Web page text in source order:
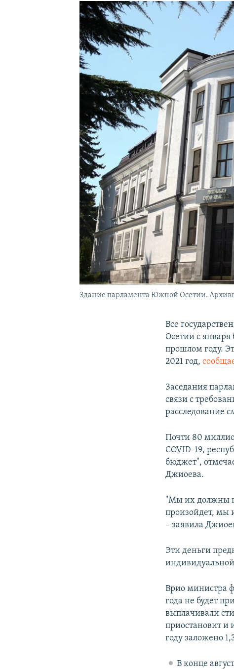
ПОДПИШИТЕСЬ НА РАССЫЛКУ
Здание парламента Южной Осетии.
Все
Осетии с января
прошлом году.
2021 год,
Заседания
связи с
расследование
Почти 80
COVID-19,
бюджет",
Джиоева.
"Мы их должны
произойдет, мы
– заявила
Эти деньги
Врио министра
года не будет
выплачивали
приостановит и
году заложено
В конце